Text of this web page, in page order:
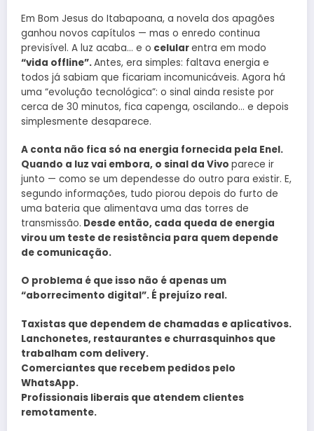
Em Bom Jesus do Itabapoana, a novela dos apagões
ganhou novos capítulos — mas o enredo continua
previsível. A luz acaba… e o celularentra em modo
“vida offline”.Antes, era simples: faltava energia e
todos já sabiam que ficariam incomunicáveis. Agora há
uma “evolução tecnológica”: o sinal ainda resiste por
cerca de 30 minutos, fica capenga, oscilando… e depois
simplesmente desaparece.
A conta não fica só na energia fornecida pela Enel.
Quando a luz vai embora, o sinal da Vivo parece ir
junto — como se um dependesse do outro para existir. E,
segundo informações, tudo piorou depois do furto de
uma bateria que alimentava uma das torres de
transmissão. Desde então, cada queda de energia
virou um teste de resistência para quem depende
de comunicação.
O problema é que isso não é apenas um
“aborrecimento digital”. É prejuízo real.
Taxistas que dependem de chamadas e aplicativos.
Lanchonetes, restaurantes e churrasquinhos que
trabalham com delivery.
Comerciantes que recebem pedidos pelo
WhatsApp.
Profissionais liberais que atendem clientes
remotamente.